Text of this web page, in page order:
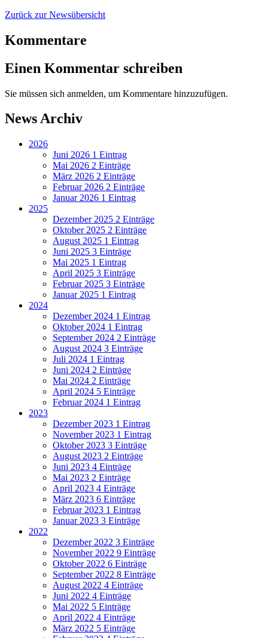
Zurück zur Newsübersicht
Kommentare
Einen Kommentar schreiben
Sie müssen sich anmelden, um Kommentare hinzuzufügen.
News Archiv
2026
Juni 2026 1 Eintrag
Mai 2026 2 Einträge
März 2026 2 Einträge
Februar 2026 2 Einträge
Januar 2026 1 Eintrag
2025
Dezember 2025 2 Einträge
Oktober 2025 2 Einträge
August 2025 1 Eintrag
Juni 2025 3 Einträge
Mai 2025 1 Eintrag
April 2025 3 Einträge
Februar 2025 3 Einträge
Januar 2025 1 Eintrag
2024
Dezember 2024 1 Eintrag
Oktober 2024 1 Eintrag
September 2024 2 Einträge
August 2024 3 Einträge
Juli 2024 1 Eintrag
Juni 2024 2 Einträge
Mai 2024 2 Einträge
April 2024 5 Einträge
Februar 2024 1 Eintrag
2023
Dezember 2023 1 Eintrag
November 2023 1 Eintrag
Oktober 2023 3 Einträge
August 2023 2 Einträge
Juni 2023 4 Einträge
Mai 2023 2 Einträge
April 2023 4 Einträge
März 2023 6 Einträge
Februar 2023 1 Eintrag
Januar 2023 3 Einträge
2022
Dezember 2022 3 Einträge
November 2022 9 Einträge
Oktober 2022 6 Einträge
September 2022 8 Einträge
August 2022 4 Einträge
Juni 2022 4 Einträge
Mai 2022 5 Einträge
April 2022 4 Einträge
März 2022 5 Einträge